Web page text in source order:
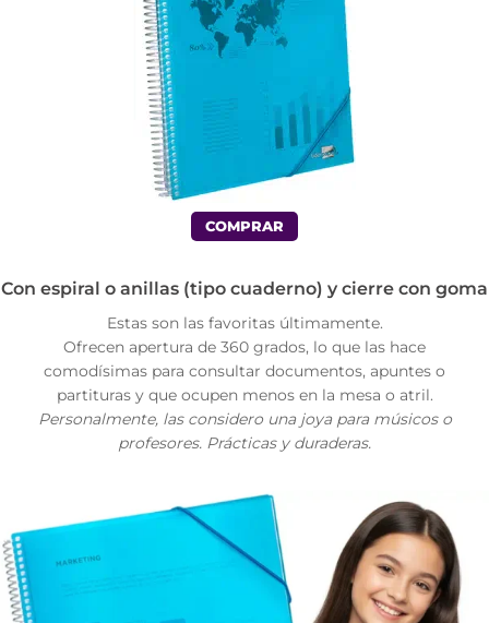
COMPRAR
Con espiral o anillas (tipo cuaderno) y cierre con goma
Estas son las favoritas últimamente.
Ofrecen apertura de 360 grados, lo que las hace
comodísimas para consultar documentos, apuntes o
partituras y que ocupen menos en la mesa o atril.
Personalmente, las considero una joya para músicos o
profesores. Prácticas y duraderas.